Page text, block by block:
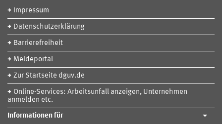
Impressum
Datenschutzerklärung
Barrierefreiheit
Meldeportal
Zur Startseite dguv.de
Online-Services: Arbeitsunfall anzeigen, Unternehmen
anmelden etc.
Informationen für